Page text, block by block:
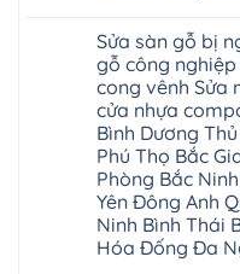
Hà
Nội
báo
giá
Dịch
vụ
sửa
chữa
Sửa
sàn
nhựa
giả
gỗ
hèm
khóa
bình
luận
ở
Sửa
chữa
sàn
nhựa
giả
gỗ
tại
Hà
Nội
báo
giá
Sửa sàn gỗ bị
gỗ công
cong vênh Sửa
cửa nhựa
Bình Dương
Phú Thọ Bắc
Phòng Bắc
Yên Đông Anh
Ninh Bình Thái
Hóa Đống Đa